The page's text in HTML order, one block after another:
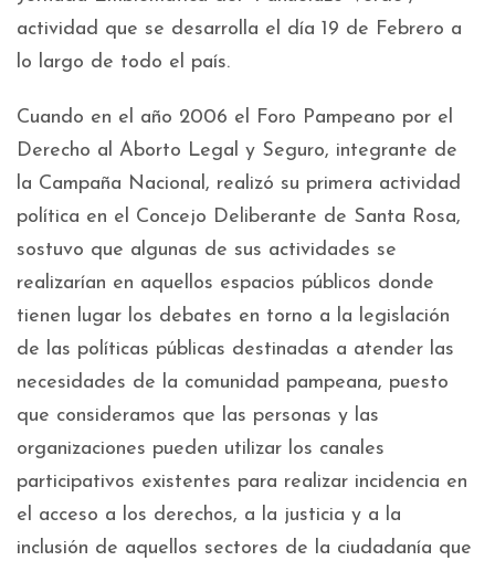
actividad que se desarrolla el día 19 de Febrero a
lo largo de todo el país.
Cuando en el año 2006 el Foro Pampeano por el
Derecho al Aborto Legal y Seguro, integrante de
la Campaña Nacional, realizó su primera actividad
política en el Concejo Deliberante de Santa Rosa,
sostuvo que algunas de sus actividades se
realizarían en aquellos espacios públicos donde
tienen lugar los debates en torno a la legislación
de las políticas públicas destinadas a atender las
necesidades de la comunidad pampeana, puesto
que consideramos que las personas y las
organizaciones pueden utilizar los canales
participativos existentes para realizar incidencia en
el acceso a los derechos, a la justicia y a la
inclusión de aquellos sectores de la ciudadanía que